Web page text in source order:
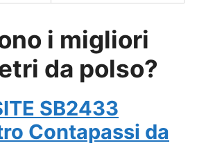
i migliori
da polso?
SB2433
Contapassi da